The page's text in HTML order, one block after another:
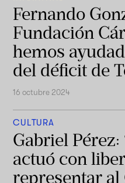
Fernando
Fundación
hemos
del déficit de
16 octubre 2024
CULTURA
Gabriel
actuó con
representar al